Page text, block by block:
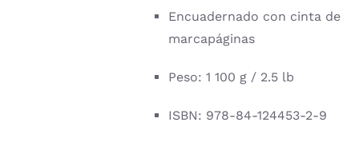
Encuadernado con cinta de
marcapáginas
Peso: 1 100 g / 2.5 lb
ISBN: 978-84-124453-2-9